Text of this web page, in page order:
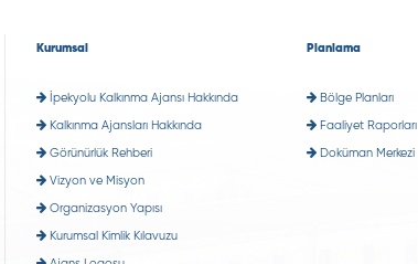
Kurumsal
İpekyolu Kalkınma Ajansı Hakkında
Kalkınma Ajansları Hakkında
Görünürlük Rehberi
Vizyon ve Misyon
Organizasyon Yapısı
Kurumsal Kimlik Kılavuzu
Planlama
Bölge Planları
Faaliyet Raporları
Doküman Merkezi